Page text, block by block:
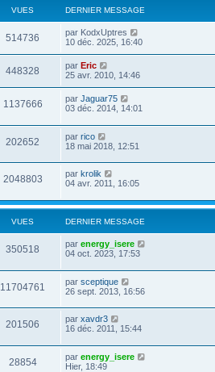
VUES DERNIER MESSAGE
514736 par KodxUptres
10 déc. 2025, 16:40
448328 par Eric
25 avr. 2010, 14:46
1137666 par Jaguar75
03 déc. 2014, 14:01
202652 par rico
18 mai 2018, 12:51
2048803 par krolik
04 avr. 2011, 16:05
VUES DERNIER MESSAGE
350518 par energy_isere
04 oct. 2023, 17:53
11704761 par sceptique
26 sept. 2013, 16:56
201506 par xavdr3
16 déc. 2011, 15:44
28854 par energy_isere
Hier, 18:49